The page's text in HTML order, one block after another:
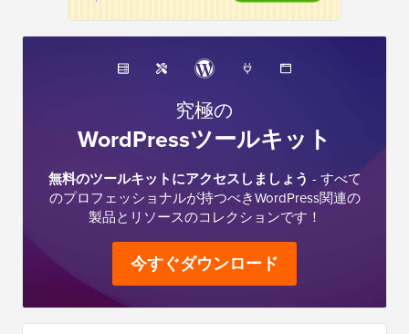
究極の
WordPressツールキット
無料のツールキットにアクセスしましょう - すべて
のプロフェッショナルが持つべきWordPress関連の
製品とリソースのコレクションです！
今すぐダウンロード